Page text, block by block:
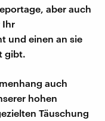
aber auch
Ihr
und einen an sie
gibt.
auch
hohen
Täuschung